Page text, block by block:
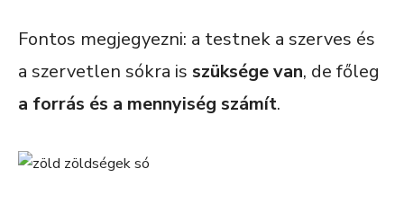
Fontos megjegyezni: a testnek a szerves és
a szervetlen sókra is szüksége van, de főleg
a forrás és a mennyiség számít.